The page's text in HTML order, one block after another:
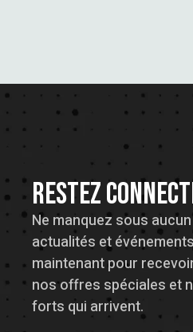
RESTEZ
Ne manquez sous
actualités et
maintenant pour
nos offres spéciales et
forts qui arrivent.